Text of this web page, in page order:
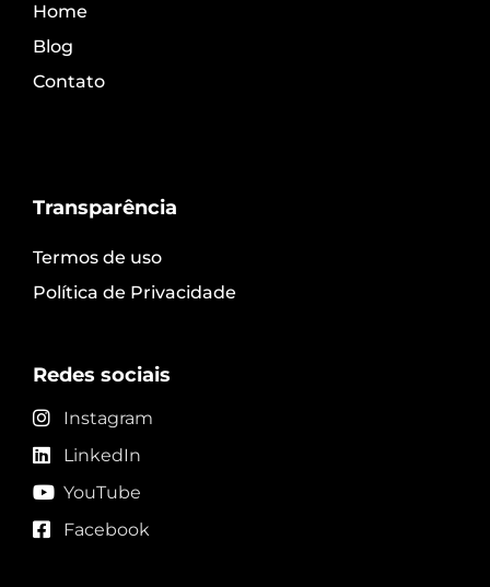
Home
Blog
Contato
Transparência
Termos de uso
Política de Privacidade
Redes sociais
Instagram
LinkedIn
YouTube
Facebook